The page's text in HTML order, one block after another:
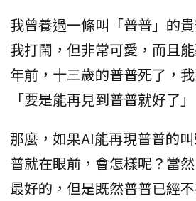
我曾養過一條叫「普普」的
我打鬧，但非常可愛，而且
年前，十三歲的普普死了，
「要是能再見到普普就好了」
那麼，如果AI能再現普普的
普就在眼前，會怎樣呢？當
最好的，但是既然普普已經